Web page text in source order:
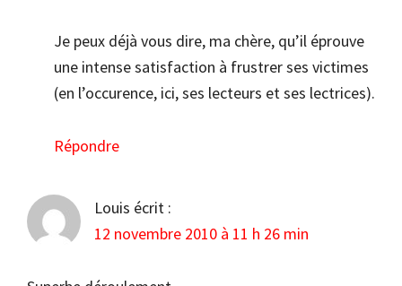
Je peux déjà vous dire, ma chère, qu’il éprouve
une intense satisfaction à frustrer ses victimes
(en l’occurence, ici, ses lecteurs et ses lectrices).
Répondre
Louis écrit :
12 novembre 2010 à 11 h 26 min